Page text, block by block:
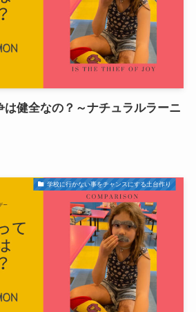
は健全なの？～ナチュラルラーニ
学校に行かない事をチャンスにする土台作り